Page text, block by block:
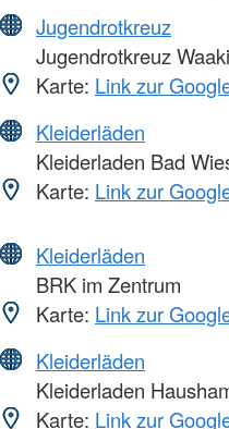
Jugendrotkreuz
Jugendrotkreuz
Karte: Link zur
Kleiderläden
Kleiderladen Bad
Karte: Link zur
Kleiderläden
BRK im Zentrum
Karte: Link zur
Kleiderläden
Kleiderladen
Karte: Link zur